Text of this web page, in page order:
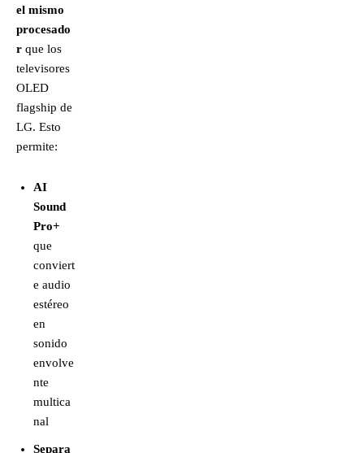
el mismo
procesado
r que los
televisores
OLED
flagship de
LG. Esto
permite:
AI
Sound
Pro+
que
conviert
e audio
estéreo
en
sonido
envolve
nte
multica
nal
Separa